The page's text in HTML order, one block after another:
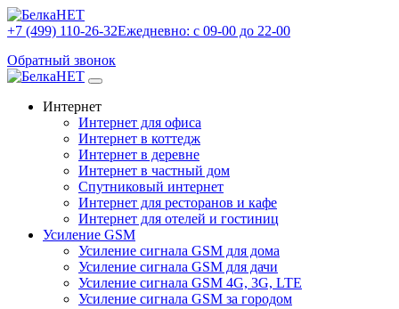
+7 (499) 110-26-32Ежедневно: с 09-00 до 22-00
Обратный звонок
Интернет
Интернет для офиса
Интернет в коттедж
Интернет в деревне
Интернет в частный дом
Спутниковый интернет
Интернет для ресторанов и кафе
Интернет для отелей и гостиниц
Усиление GSM
Усиление сигнала GSM для дома
Усиление сигнала GSM для дачи
Усиление сигнала GSM 4G, 3G, LTE
Усиление сигнала GSM за городом